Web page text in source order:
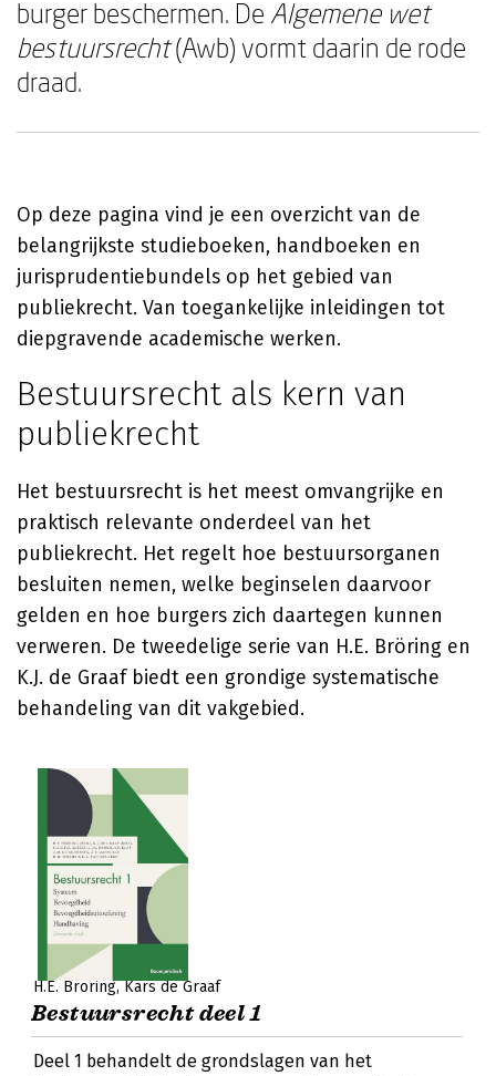
burger beschermen. De Algemene wet
bestuursrecht(Awb) vormt daarin de rode
draad.
Op deze pagina vind je een overzicht van de
belangrijkste studieboeken, handboeken en
jurisprudentiebundels op het gebied van
publiekrecht. Van toegankelijke inleidingen tot
diepgravende academische werken.
Bestuursrecht als kern van
publiekrecht
Het bestuursrecht is het meest omvangrijke en
praktisch relevante onderdeel van het
publiekrecht. Het regelt hoe bestuursorganen
besluiten nemen, welke beginselen daarvoor
gelden en hoe burgers zich daartegen kunnen
verweren. De tweedelige serie van H.E. Bröring en
K.J. de Graafbiedt een grondige systematische
behandeling van dit vakgebied.
H.E. Bröring Kars de Graaf
Bestuursrecht deel 1
Deel 1 behandelt de grondslagen van het